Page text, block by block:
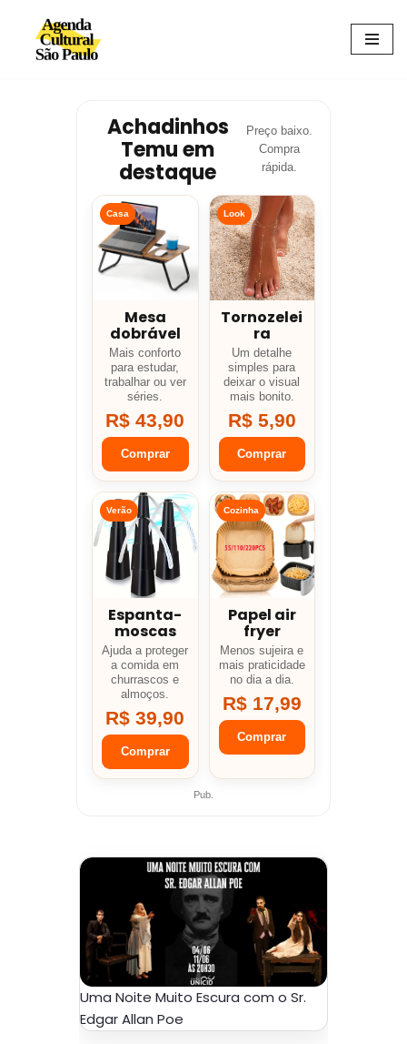
Avançar
Achadinhos
Temu em
destaque
Preço baixo.
Compra
rápida.
Casa
Mesa
dobrável
Mais conforto
para estudar,
trabalhar ou ver
séries.
R$ 43,90
Comprar
Look
Tornozelei
ra
Um detalhe
simples para
deixar o visual
mais bonito.
R$ 5,90
Comprar
Verão
Espanta-
moscas
Ajuda a proteger
a comida em
churrascos e
almoços.
R$ 39,90
Comprar
Cozinha
Papel air
fryer
Menos sujeira e
mais praticidade
no dia a dia.
R$ 17,99
Comprar
Pub.
Uma Noite Muito Escura com o Sr.
Edgar Allan Poe